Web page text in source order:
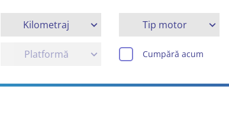
Kilometraj Tip motor
Platformă Cumpără acum